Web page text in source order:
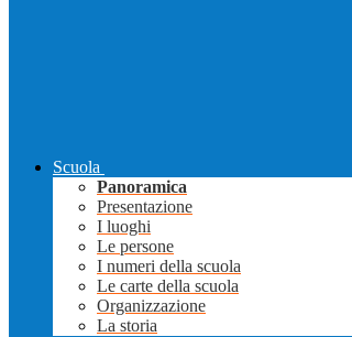
Scuola
Panoramica
Presentazione
I luoghi
Le persone
I numeri della scuola
Le carte della scuola
Organizzazione
La storia